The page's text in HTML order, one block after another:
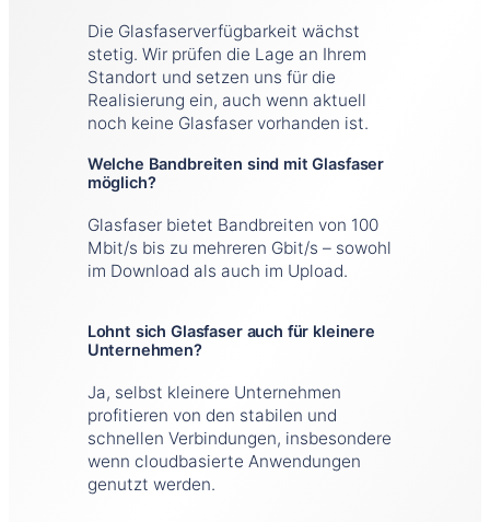
Die Glasfaserverfügbarkeit wächst
stetig. Wir prüfen die Lage an Ihrem
Standort und setzen uns für die
Realisierung ein, auch wenn aktuell
noch keine Glasfaser vorhanden ist.
Welche Bandbreiten sind mit Glasfaser
möglich?
Glasfaser bietet Bandbreiten von 100
Mbit/s bis zu mehreren Gbit/s – sowohl
im Download als auch im Upload.
Lohnt sich Glasfaser auch für kleinere
Unternehmen?
Ja, selbst kleinere Unternehmen
profitieren von den stabilen und
schnellen Verbindungen, insbesondere
wenn cloudbasierte Anwendungen
genutzt werden.